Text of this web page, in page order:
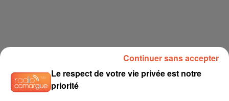
Le respect de votre vie privée est notre
priorité
Continuer sans accepter